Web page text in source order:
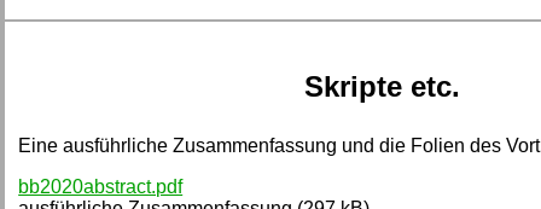
Skripte etc.
Eine ausführliche Zusammenfassung und die Folien des
bb2020abstract.pdf